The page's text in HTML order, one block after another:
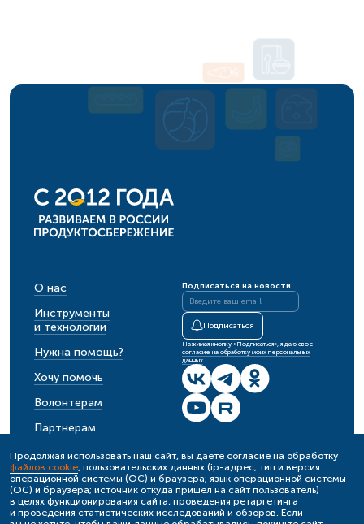
О нас
Инструменты
и технологии
Нужна помощь?
Хочу помочь
Волонтерам
Партнерам
События
Новости
Подписаться на новости
Подписаться
Нажимая кнопку «Подписаться», я даю свое
согласие на обработку моих персональных
данных
Политика обработки персональных данных
Продолжая использовать наш сайт, вы даете согласие на обработку
файлов cookie, пользовательских данных (ip-адрес; тип и версия
операционной системы (ОС) и браузера; язык операционной системы
(ОС) и браузера; источник откуда пришел на сайт пользователь)
в целях функционирования сайта, проведения ретаргетинга
и проведения статистических исследований и обзоров. Если